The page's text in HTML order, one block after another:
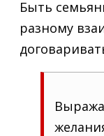
Быть
разному